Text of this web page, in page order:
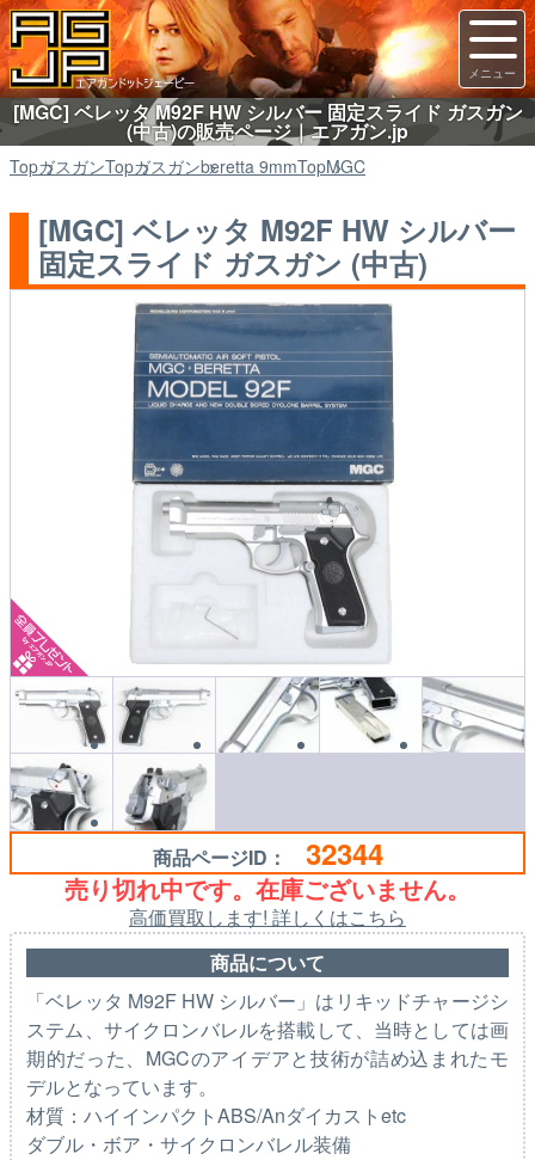
[MGC] ベレッタ M92F HW シルバー 固定スライド ガスガン
(中古)の販売ページ｜エアガン.jp
TopガスガンTopガスガンberetta 9mmTopMGC
[MGC] ベレッタ M92F HW シルバー
固定スライド ガスガン (中古)
商品ページID： 32344
売り切れ中です。在庫ございません。
高価買取します! 詳しくはこちら
商品について
「ベレッタ M92F HW シルバー」はリキッドチャージシ
ステム、サイクロンバレルを搭載して、当時としては画
期的だった、MGCのアイデアと技術が詰め込まれたモ
デルとなっています。
材質：ハイインパクトABS/Anダイカストetc
ダブル・ボア・サイクロンバレル装備